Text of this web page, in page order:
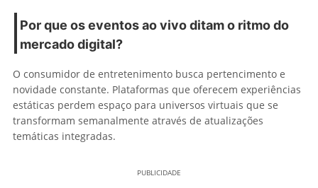
Por que os eventos ao vivo ditam o ritmo do
mercado digital?
O consumidor de entretenimento busca pertencimento e
novidade constante. Plataformas que oferecem experiências
estáticas perdem espaço para universos virtuais que se
transformam semanalmente através de atualizações
temáticas integradas.
PUBLICIDADE